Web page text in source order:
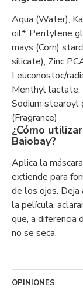
Aqua (Water),
oil*, Pentylene
mays (Corn)
silicate), Zinc
Leuconostoc/
Menthyl lactate,
Sodium stearoyl
(Fragrance)
¿Cómo
Baiobay?
Aplica la
extiende para
de los ojos.
la película,
que, a diferencia
no se seca.
OPINIONES